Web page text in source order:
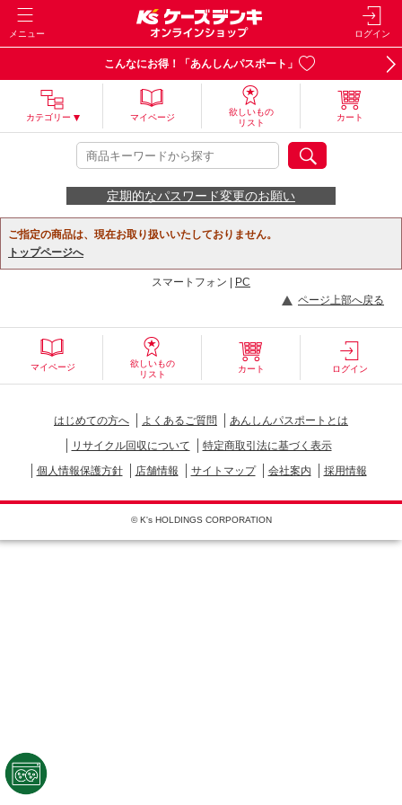
メニュー ログイン
こんなにお得！「あんしんパスポート」
カテゴリー マイページ
欲しいもの
リスト
カート
定期的なパスワード変更のお願い
ご指定の商品は、現在お取り扱いいたしておりません。
トップページへ
スマートフォン |
PC
ページ上部へ戻る
マイページ
欲しいもの
リスト
カート ログイン
はじめての方へ よくあるご質問
あんしんパスポートとは
リサイクル回収について
特定商取引法に基づく表示
個人情報保護方針
店舗情報 サイトマップ 会社案内 採用情報
© K's HOLDINGS CORPORATION